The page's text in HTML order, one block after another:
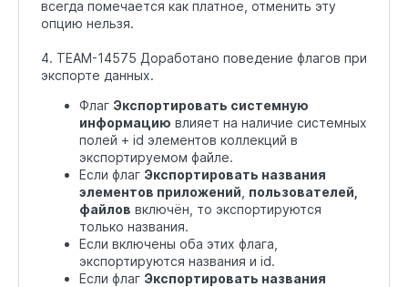
всегда помечается как платное, отменить эту
опцию нельзя.
4. TEAM-14575 Доработано поведение флагов при
экспорте данных.
Флаг Экспортировать системную
информацию влияет на наличие системных
полей + id элементов коллекций в
экспортируемом файле.
Если флаг Экспортировать названия
элементов приложений пользователей,
файлов включён, то экспортируются
только названия.
Если включены оба этих флага,
экспортируются названия и id.
Если флаг Экспортировать названия